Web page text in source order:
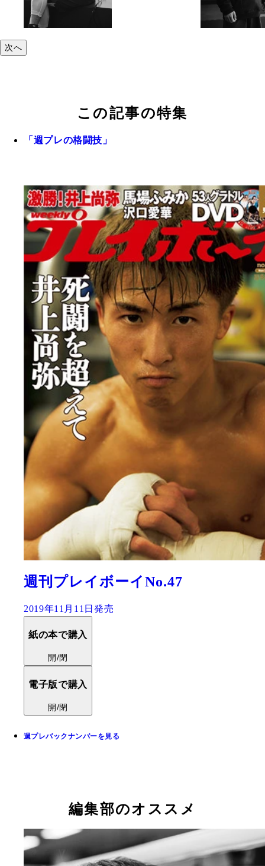
次へ
この記事の特集
「週プレの格闘技」
週刊プレイボーイNo.47
2019年11月11日発売
紙の本で購入
開/閉
電子版で購入
開/閉
週プレバックナンバーを見る
編集部のオススメ